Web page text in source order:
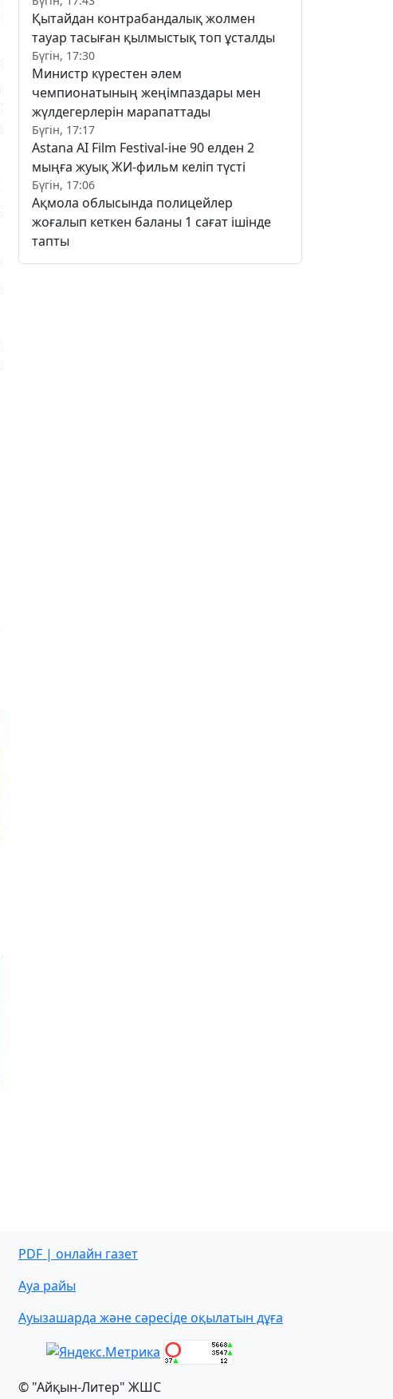
Қытайдан контрабандалық жолмен
тауар тасыған қылмыстық топ ұсталды
Бүгін, 17:30
Министр күрестен әлем
чемпионатының жеңімпаздары мен
жүлдегерлерін марапаттады
Бүгін, 17:17
Astana AI Film Festival-іне 90 елден 2
мыңға жуық ЖИ-фильм келіп түсті
Бүгін, 17:06
Ақмола облысында полицейлер
жоғалып кеткен баланы 1 сағат ішінде
тапты
PDF | онлайн газет
Ауа райы
Ауызашарда және сәресіде оқылатын дұға
© "Айқын-Литер" ЖШС